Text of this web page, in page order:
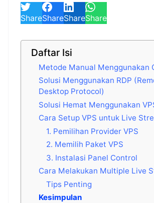
ShareShareShareShare
Daftar Isi
Metode Manual Menggunakan
Solusi Menggunakan RDP
Desktop Protocol)
Solusi Hemat Menggunakan
Cara Setup VPS untuk Live
1. Pemilihan Provider VPS
2. Memilih Paket VPS
3. Instalasi Panel Control
Cara Melakukan Multiple Live
Tips Penting
Kesimpulan